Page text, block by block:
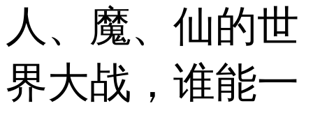
人、魔、仙的世
界大战，谁能一